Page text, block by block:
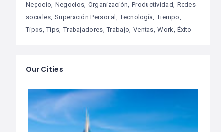
Negocio Negocios Organización Productividad Redes
sociales Superación Personal Tecnología Tiempo
Tipos Tips Trabajadores Trabajo Ventas Work Éxito
Our Cities